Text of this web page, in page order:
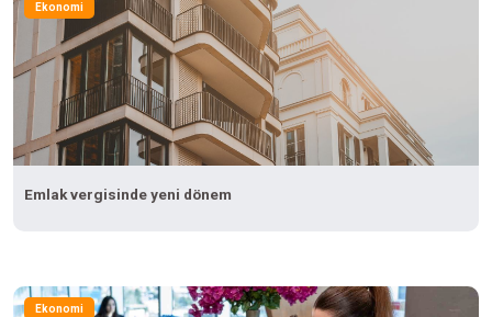
Ekonomi
Emlak vergisinde yeni dönem
Ekonomi